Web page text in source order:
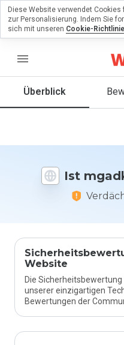
menu
Überblick
Ist
Website
Die
unserer einzigartigen
Bewertungen der
zu
Sie diese
auf einer
Skala von
Diese Website verwendet
zur Personalisierung. Indem Sie
sich mit unseren Cookie-